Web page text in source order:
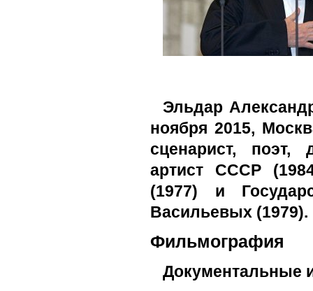
Эльдар
ноября 2015,
сценарист, поэт,
артист СССР
(1977) и
Васильевых (1979).
Фильмография